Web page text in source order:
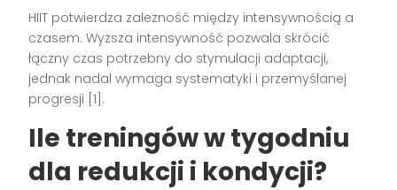
HIIT potwierdza zależność między intensywnością a
czasem. Wyższa intensywność pozwala skrócić
łączny czas potrzebny do stymulacji adaptacji,
jednak nadal wymaga systematyki i przemyślanej
progresji [1].
Ile treningów w tygodniu
dla redukcji i kondycji?